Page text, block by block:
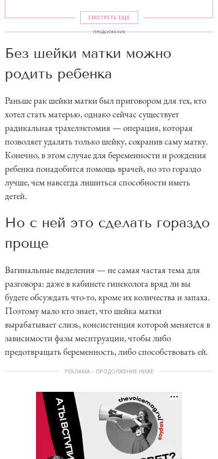
СМОТРЕТЬ ЕЩЕ
ПРОДОЛЖЕНИЕ
Без шейки матки можно
родить ребенка
Раньше рак шейки матки был приговором для тех, кто
хотел стать матерью, однако сейчас существует
радикальная трахелэктомия — операция, которая
позволяет удалять только шейку, сохранив саму матку.
Конечно, в этом случае для беременности и рождения
ребенка понадобится помощь врачей, но это гораздо
лучше, чем навсегда лишиться способности иметь
детей.
Но с ней это сделать гораздо
проще
Вагинальные выделения — не самая частая тема для
разговора: даже в кабинете гинеколога вряд ли вы
будете обсуждать что-то, кроме их количества и запаха.
Поэтому мало кто знает, что шейка матки
вырабатывает слизь, консистенция которой меняется в
зависимости фазы меснтруации, чтобы либо
предотвращать беременность, либо способствовать ей.
РЕКЛАМА – ПРОДОЛЖЕНИЕ НИЖЕ